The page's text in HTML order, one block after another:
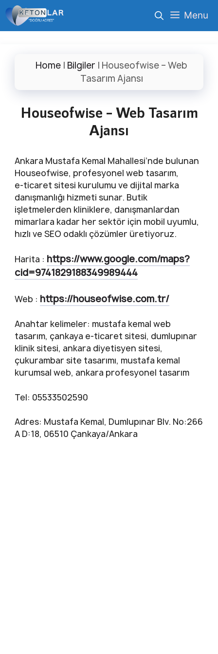
İçeriğe
atla
Menu
Home | Bilgiler | Houseofwise – Web
Tasarım Ajansı
Houseofwise – Web Tasarım
Ajansı
Ankara Mustafa Kemal Mahallesi’nde bulunan
Houseofwise, profesyonel web tasarım,
e‑ticaret sitesi kurulumu ve dijital marka
danışmanlığı hizmeti sunar. Butik
işletmelerden kliniklere, danışmanlardan
mimarlara kadar her sektör için mobil uyumlu,
hızlı ve SEO odaklı çözümler üretiyoruz.
Harita : https://www.google.com/maps?
cid=9741829188349989444
Web : https://houseofwise.com.tr/
Anahtar kelimeler: mustafa kemal web
tasarım, çankaya e-ticaret sitesi, dumlupınar
klinik sitesi, ankara diyetisyen sitesi,
çukurambar site tasarımı, mustafa kemal
kurumsal web, ankara profesyonel tasarım
Tel: 05533502590
Adres: Mustafa Kemal, Dumlupınar Blv. No:266
A D:18, 06510 Çankaya/Ankara